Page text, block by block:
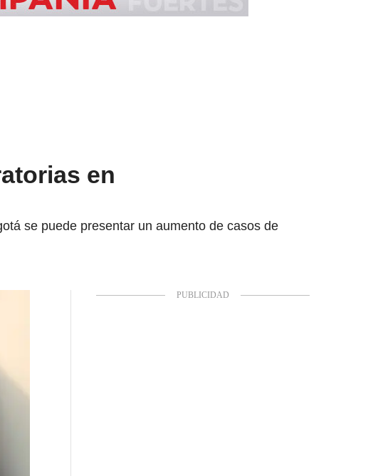
en
se puede presentar un aumento de casos de